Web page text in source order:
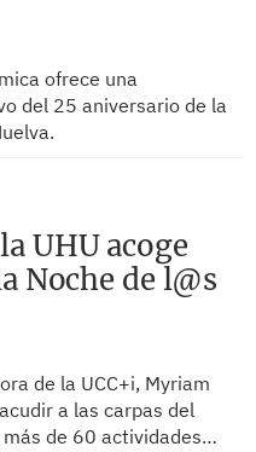
ofrece una
del 25 aniversario de la
UHU acoge
Noche de l@s
de la UCC+i, Myriam
a las carpas del
de 60 actividades…